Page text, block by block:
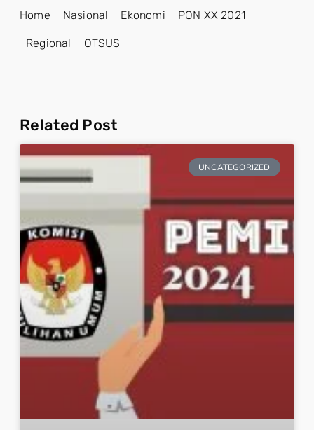
Home Nasional Ekonomi PON XX 2021
Regional OTSUS
Related Post
UNCATEGORIZED